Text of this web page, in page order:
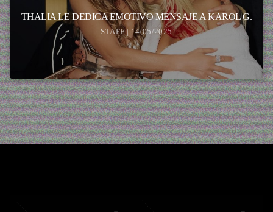
THALIA LE DEDICA EMOTIVO MENSAJE A KAROL G.
STAFF | 14/05/2025